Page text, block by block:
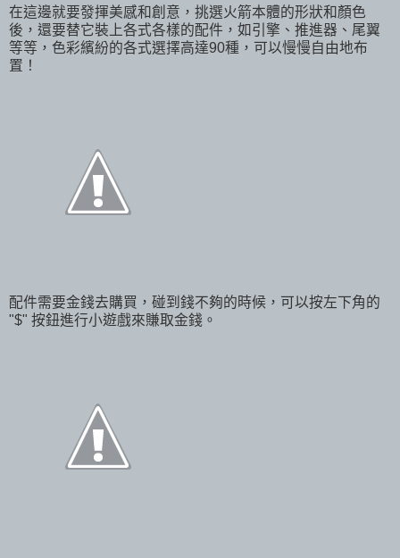
在這邊就要發揮美感和創意，挑選火箭本體的形狀和顏色
後，還要替它裝上各式各樣的配件，如引擎、推進器、尾翼
等等，色彩繽紛的各式選擇高達90種，可以慢慢自由地布
置！
配件需要金錢去購買，碰到錢不夠的時候，可以按左下角的
"$" 按鈕進行小遊戲來賺取金錢。